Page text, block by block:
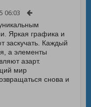
06:03
Яркая графика и
заскучать. Каждый
а элементы
азарт.
мир
снова и